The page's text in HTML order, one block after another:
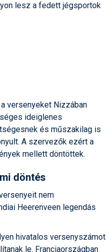
lesz a fedett jégsportok
versenyeket Nizzában
ideiglenes
és műszakilag is
A szervezők ezért a
mellett döntöttek.
döntés
nem
Heerenveen legendás
hivatalos versenyszámot
le. Franciaországban